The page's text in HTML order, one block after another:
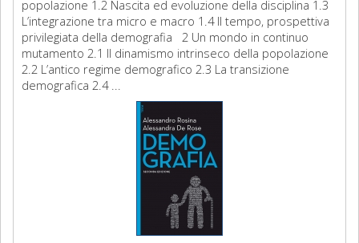
popolazione 1.2 Nascita ed evoluzione della disciplina 1.3
L’integrazione tra micro e macro 1.4 Il tempo, prospettiva
privilegiata della demografia 2 Un mondo in continuo
mutamento 2.1 Il dinamismo intrinseco della popolazione
2.2 L’antico regime demografico 2.3 La transizione
demografica 2.4 ...